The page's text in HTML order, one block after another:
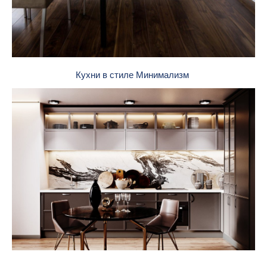
Кухни в стиле Минимализм